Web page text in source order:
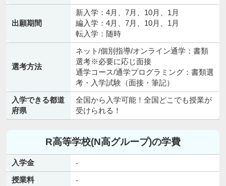
出願期間
新入学：4月、7月、10月、1月
編入学：4月、7月、10月、1月
転入学：随時
選考方法
ネット/個別指導/オンライン通学：書類
選考※必要に応じ面接
通学コース/通学プログラミング：書類選
考・入学試験（面接・筆記）
入学できる都道
府県
全国から入学可能！全国どこでも授業が
受けられる！
R高等学校(N高グループ)の学費
入学金
-
授業料
-